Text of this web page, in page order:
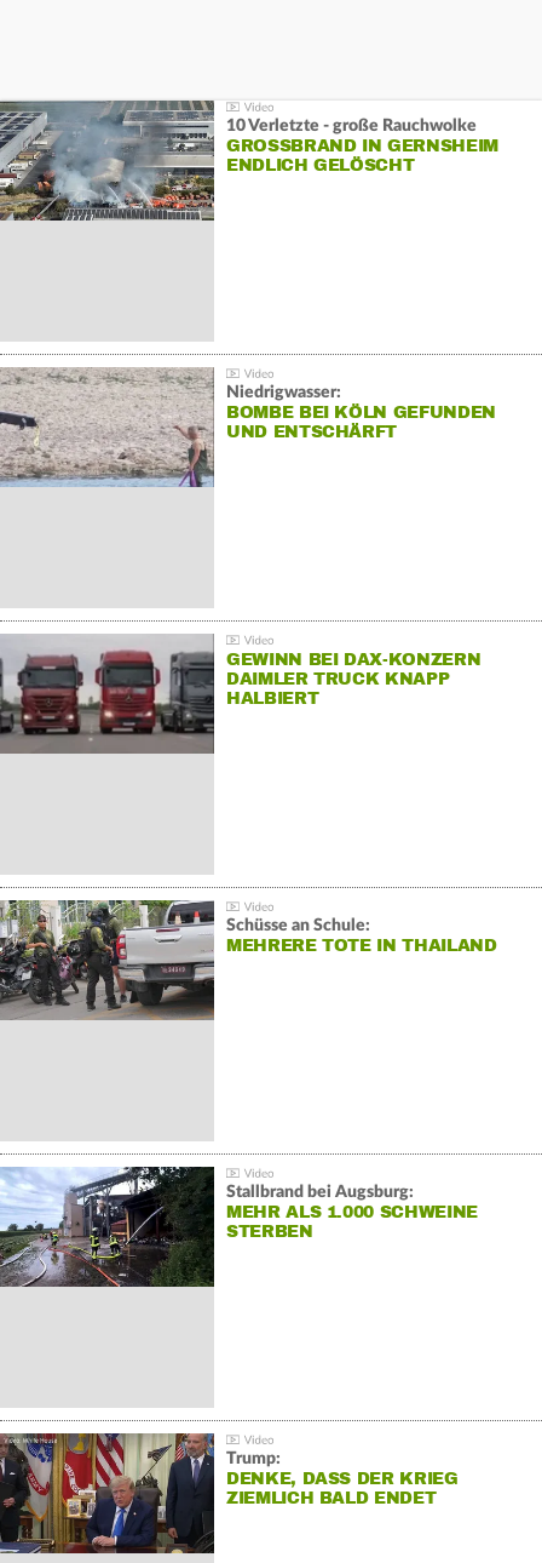
10 Verletzte - große Rauchwolke
GROSSBRAND IN GERNSHEIM E
NDLICH GELÖSCHT
Niedrigwasser:
BOMBE BEI KÖLN GEFUNDEN
UND ENTSCHÄRFT
GEWINN BEI DAX-KONZERN
DAIMLER TRUCK KNAPP
HALBIERT
Schüsse an Schule:
MEHRERE TOTE IN THAILAND
Stallbrand bei Augsburg:
MEHR ALS 1.000 SCHWEINE
STERBEN
Trump:
DENKE, DASS DER KRIEG
ZIEMLICH BALD ENDET